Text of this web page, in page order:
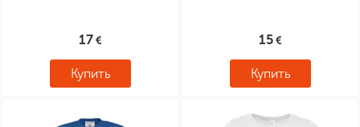
17
Купить
15
Купить